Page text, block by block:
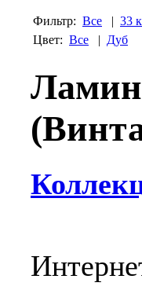
Фильтр: Все | 33
Цвет: Все | Дуб